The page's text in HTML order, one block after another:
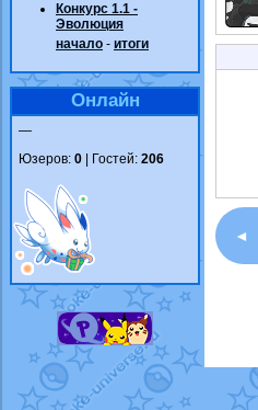
Конкурс 1.1 -
Эволюция
начало - итоги
Онлайн
—
Юзеров: 0 | Гостей: 206
◄